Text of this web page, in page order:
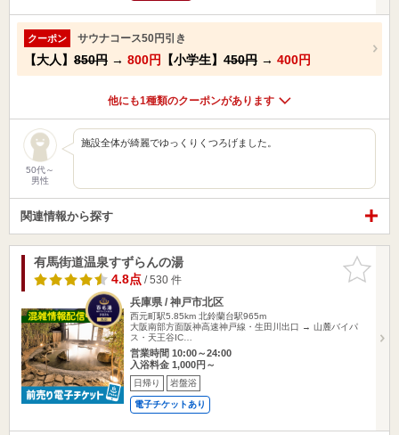
クーポン サウナコース50円引き
【大人】 850円 → 800円 【小学生】 450円 → 400円
他にも1種類のクーポンがあります
50代～
男性
施設全体が綺麗でゆっくりくつろげました。
関連情報から探す
お気に入
りに追加
有馬街道温泉すずらんの湯
4.8点/ 530 件
兵庫県 / 神戸市北区
西元町駅5.85km 北鈴蘭台駅965m
大阪南部方面阪神高速神戸線・生田川出口 → 山麓バイパ
ス・天王谷IC…
営業時間 10:00～24:00
入浴料金 1,000円～
日帰り 岩盤浴
電子チケットあり